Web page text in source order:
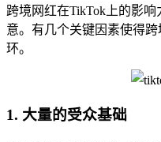
跨境网红在TikTok上的影
意。有几个关键因素使得
环。
1. 大量的受众基础